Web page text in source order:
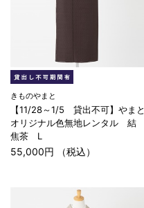
きものやまと
【11/28～1/5 貸出不可】やまと
オリジナル色無地レンタル 結
焦茶 L
55,000円 （税込）